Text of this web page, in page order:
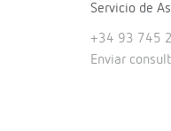
Servicio de
+34 93 745
Enviar